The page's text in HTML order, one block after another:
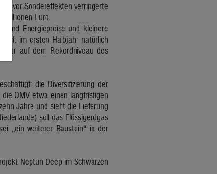
vor Sondereffekten verringerte
Millionen Euro.
und Energiepreise und kleinere
im ersten Halbjahr natürlich
auf dem Rekordniveau des
die Diversifizierung der
OMV etwa einen langfristigen
Jahre und sieht die Lieferung
soll das Flüssigerdgas
„ein weiterer Baustein“ in der
Neptun Deep im Schwarzen